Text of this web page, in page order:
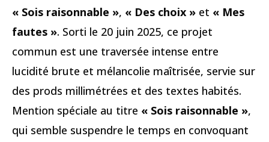
« Sois raisonnable », « Des choix » et « Mes
fautes ». Sorti le 20 juin 2025, ce projet
commun est une traversée intense entre
lucidité brute et mélancolie maîtrisée, servie sur
des prods millimétrées et des textes habités.
Mention spéciale au titre « Sois raisonnable »,
qui semble suspendre le temps en convoquant